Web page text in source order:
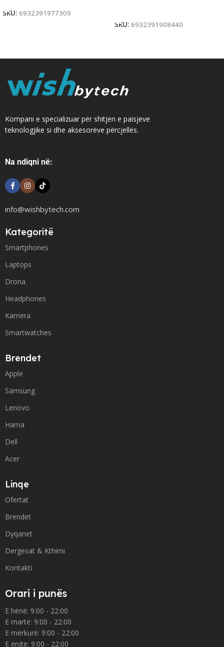
SKU: 6932391977309
SKU: 6932391908440
Kompani e specializuar për shitjen e paisjeve
teknologjike si dhe aksesorëve përcjellës.
Na ndiqni në:
info@wishbytech.com
Kategoritë
Smartphones
Laptops
Drona
Headphones
Kamera
Smartwatches
Brendet
Apple
Samsung
Lenovo
Hama
Dell
Acer
Linqe
Ofertat
Brendet
Dyqanet
Dergesat & Kthimi
Kontakti
Orari i punës
E hënë: 9:00 - 22:00
E martë: 9:00 - 22:00
E mërkurë: 9:00 - 22:00
E enjte: 9:00 - 22:00